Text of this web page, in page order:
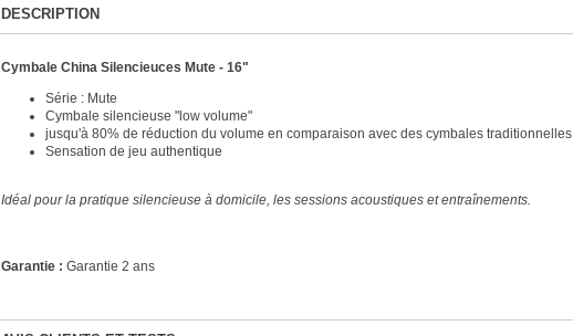
DESCRIPTION
Cymbale China Silencieuces Mute - 16"
Série : Mute
Cymbale silencieuse "low volume"
jusqu'à 80% de réduction du volume en comparaison avec des cymbales traditionnelles
Sensation de jeu authentique
Idéal pour la pratique silencieuse à domicile, les sessions acoustiques et entraînements.
Garantie : Garantie 2 ans